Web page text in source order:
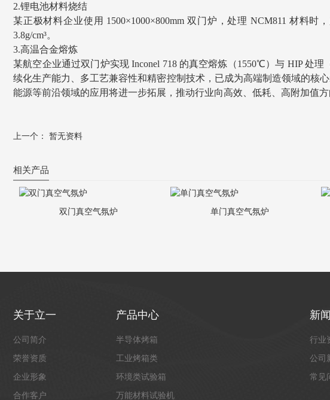
2.锂电池材料烧结
某正极材料企业使用 1500×1000×800mm 双门炉，处理 NCM811 材料
3.8g/cm³。
3.高温合金熔炼
某航空企业通过双门炉实现 Inconel 718 的真空熔炼（1550℃）与 HIP 处
续化生产能力、多工艺兼容性和精密控制技术，已成为高端制造领域的核
能源等前沿领域的应用将进一步拓展，推动行业向高效、低耗、高附加值方
上一个： 暂无资料
相关产品
双门真空气氛炉 单门真空气氛炉
关于立一
公司简介
荣誉资质
企业形象
合作客户
产品中心
半导体烤箱
工业烤箱类
环境类试验箱
万能材料试验机
新
行业
公司
常见